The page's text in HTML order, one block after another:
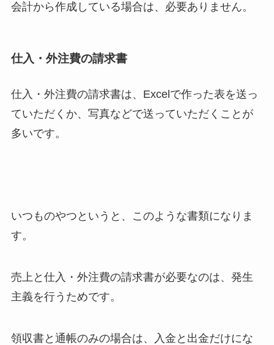
会計から作成している場合は、必要ありません。
仕入・外注費の請求書
仕入・外注費の請求書は、Excelで作った表を送っ
ていただくか、写真などで送っていただくことが
多いです。
いつものやつというと、このような書類になりま
す。
売上と仕入・外注費の請求書が必要なのは、発生
主義を行うためです。
領収書と通帳のみの場合は、入金と出金だけにな